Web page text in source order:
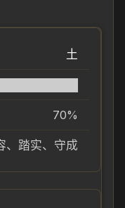
土
70%
、踏实、守成